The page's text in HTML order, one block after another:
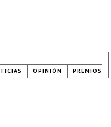
OPINIÓN PREMIOS